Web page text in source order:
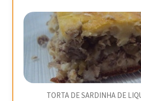
TORTA DE SARDINHA DE